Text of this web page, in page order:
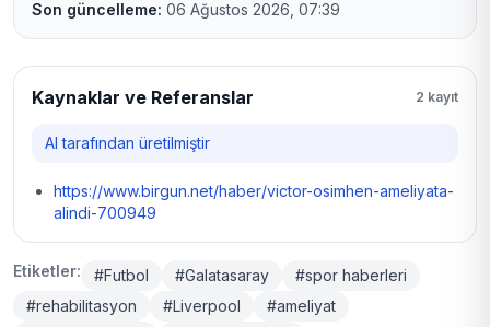
Son güncelleme: 06 Ağustos 2026, 07:39
Kaynaklar ve Referanslar 2 kayıt
AI tarafından üretilmiştir
https://www.birgun.net/haber/victor-osimhen-ameliyata-
alindi-700949
Etiketler: #Futbol #Galatasaray
#spor haberleri
#rehabilitasyon
#Liverpool
#ameliyat